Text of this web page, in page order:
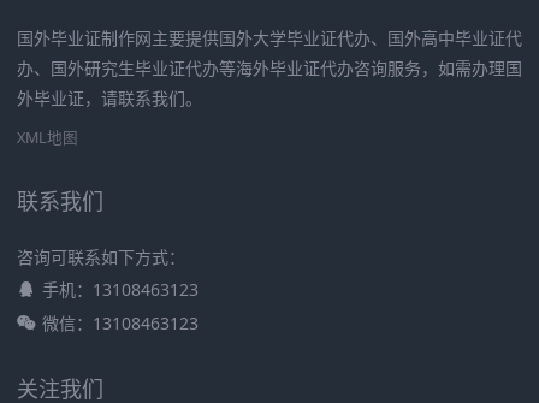
国外毕业证制作网主要提供国外大学毕业证代办、国外高中毕业证代
办、国外研究生毕业证代办等海外毕业证代办咨询服务，如需办理国
外毕业证，请联系我们。
XML地图
联系我们
咨询可联系如下方式：
手机：13108463123
微信：13108463123
关注我们